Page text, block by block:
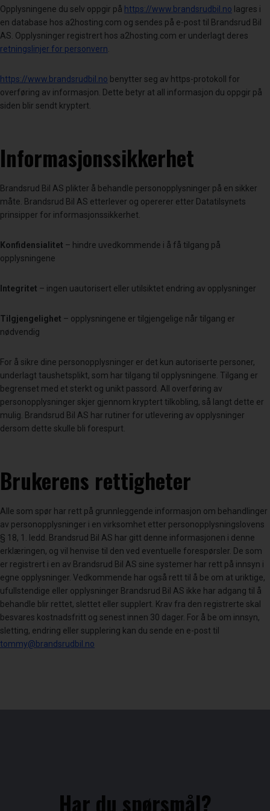
Opplysningene du selv oppgir på https://www.brandsrudbil.no lagres i
en database hos a2hosting.com og sendes på e-post til Brandsrud Bil
AS. Opplysninger registrert hos a2hosting.com er underlagt deres
retningslinjer for personvern
https://www.brandsrudbil.no benytter seg av https-protokoll for
overføring av informasjon. Dette betyr at all informasjon du oppgir på
siden blir sendt kryptert.
Informasjonssikkerhet
Brandsrud Bil AS plikter å behandle personopplysninger på en sikker
måte. Brandsrud Bil AS etterlever og opererer etter Datatilsynets
prinsipper for informasjonssikkerhet.
Konfidensialitet – hindre uvedkommende i å få tilgang på
opplysningene
Integritet – ingen uautorisert eller utilsiktet endring av opplysninger
Tilgjengelighet – opplysningene er tilgjengelige når tilgang er
nødvendig
For å sikre dine personopplysninger er det kun autoriserte personer,
underlagt taushetsplikt, som har tilgang til opplysningene. Tilgang er
begrenset med et sterkt og unikt passord. All overføring av
personopplysninger skjer gjennom kryptert tilkobling, så langt dette er
mulig. Brandsrud Bil AS har rutiner for utlevering av opplysninger
dersom dette skulle bli forespurt.
Brukerens rettigheter
Alle som spør har rett på grunnleggende informasjon om behandlinger
av personopplysninger i en virksomhet etter personopplysningslovens
§ 18, 1. ledd. Brandsrud Bil AS har gitt denne informasjonen i denne
erklæringen, og vil henvise til den ved eventuelle forespørsler. De som
er registrert i en av Brandsrud Bil AS sine systemer har rett på innsyn i
egne opplysninger. Vedkommende har også rett til å be om at uriktige,
ufullstendige eller opplysninger Brandsrud Bil AS ikke har adgang til å
behandle blir rettet, slettet eller supplert. Krav fra den registrerte skal
besvares kostnadsfritt og senest innen 30 dager. For å be om innsyn,
sletting, endring eller supplering kan du sende en e-post til
tommy@brandsrudbil.no
Har du spørsmål?